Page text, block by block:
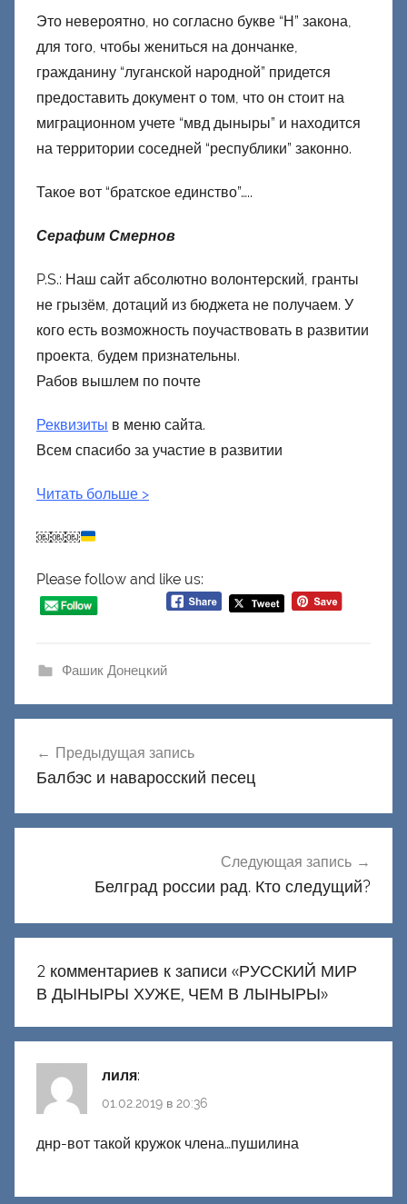
Это невероятно, но согласно букве “Н” закона,
для того, чтобы жениться на дончанке,
гражданину “луганской народной” придется
предоставить документ о том, что он стоит на
миграционном учете “мвд дыныры” и находится
на территории соседней “республики” законно.
Такое вот “братское единство”…..
Серафим Смернов
P.S.: Наш сайт абсолютно волонтерский, гранты
не грызём, дотаций из бюджета не получаем. У
кого есть возможность поучаствовать в развитии
проекта, будем признательны.
Рабов вышлем по почте
Реквизиты в меню сайта.
Всем спасибо за участие в развитии
Читать больше >
￼￼￼
Please follow and like us:
Фашик Донецкий
по
Предыдущая запись
Балбэс и наваросский песец
Следующая запись
Белград россии рад. Кто следущий?
2 комментариев к записи «РУССКИЙ МИР
В ДЫНЫРЫ ХУЖЕ, ЧЕМ В ЛЫНЫРЫ»
лиля:
01.02.2019 в 20:36
днр-вот такой кружок члена…пушилина